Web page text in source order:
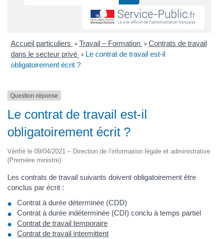
Accueil particuliers > Travail – Formation > Contrats de travail
dans le secteur privé > Le contrat de travail est-il
obligatoirement écrit ?
Question-réponse
Le contrat de travail est-il
obligatoirement écrit ?
Vérifié le 09/04/2021 – Direction de l’information légale et administrative
(Première ministre)
Les contrats de travail suivants doivent obligatoirement être
conclus par écrit :
Contrat à durée déterminée (CDD)
Contrat à durée indéterminée (CDI) conclu à temps partiel
Contrat de travail temporaire
Contrat de travail intermittent